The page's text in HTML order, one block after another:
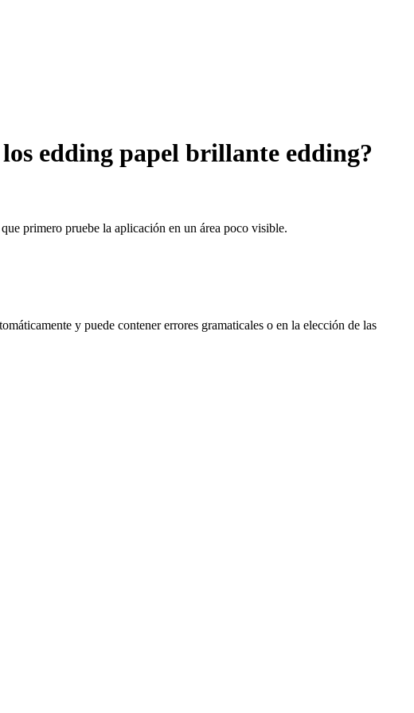
edding papel brillante edding?
primero pruebe la aplicación en un área poco visible.
y puede contener errores gramaticales o en la elección de las